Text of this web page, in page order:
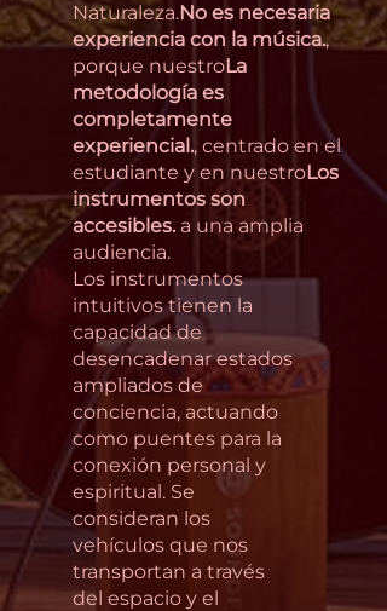
Naturaleza.No es necesaria
experiencia con la música.,
porque nuestroLa
metodología es
completamente
experiencial., centrado en el
estudiante y en nuestroLos
instrumentos son
accesibles. a una amplia
audiencia.
Los instrumentos
intuitivos tienen la
capacidad de
desencadenar estados
ampliados de
conciencia, actuando
como puentes para la
conexión personal y
espiritual. Se
consideran los
vehículos que nos
transportan a través
del espacio y el